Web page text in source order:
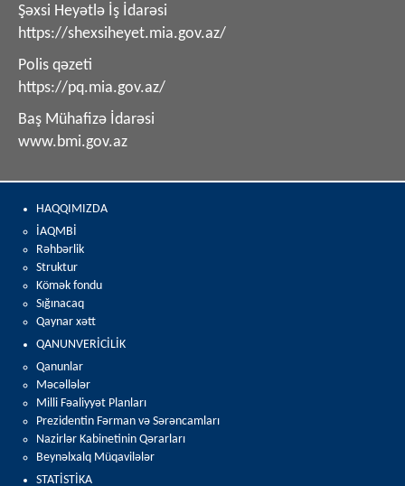
Şəxsi Heyətlə İş İdarəsi
https://shexsiheyet.mia.gov.az/
Polis qəzeti
https://pq.mia.gov.az/
Baş Mühafizə İdarəsi
www.bmi.gov.az
HAQQIMIZDA
İAQMBİ
Rəhbərlik
Struktur
Kömək fondu
Sığınacaq
Qaynar xətt
QANUNVERİCİLİK
Qanunlar
Məcəllələr
Milli Fəaliyyət Planları
Prezidentin Fərman və Sərəncamları
Nazirlər Kabinetinin Qərarları
Beynəlxalq Müqavilələr
STATİSTİKA